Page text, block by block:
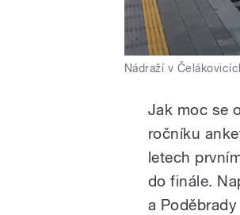
Nádraží v
Jak moc se
ročníku
letech
do finále.
a